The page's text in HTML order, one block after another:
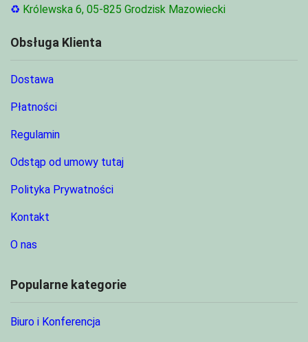
♻ Królewska 6, 05-825 Grodzisk Mazowiecki
Obsługa Klienta
Dostawa
Płatności
Regulamin
Odstąp od umowy tutaj
Polityka Prywatności
Kontakt
O nas
Popularne kategorie
Biuro i Konferencja